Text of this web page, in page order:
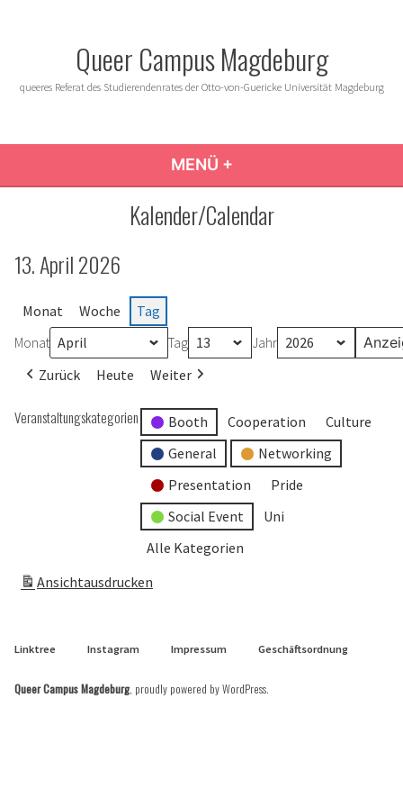
Queer Campus Magdeburg
queeres Referat des Studierendenrates der Otto-von-Guericke Universität Magdeburg
MENÜ +
Kalender/Calendar
13. April 2026
Monat Woche Tag
Monat Tag Jahr
Zurück Heute Weiter
Veranstaltungskategorien Booth Cooperation
Culture
General
Networking
Presentation
Pride
Social Event
Uni
Alle Kategorien
Ansichtausdrucken
Linktree Instagram Impressum Geschäftsordnung
Queer Campus Magdeburg, proudly powered by WordPress.